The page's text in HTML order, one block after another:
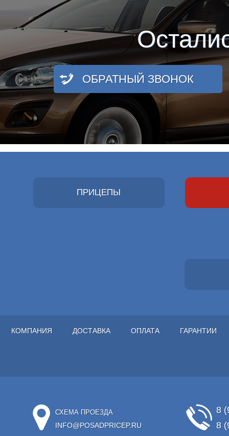
ОБРАТНЫЙ ЗВОНОК
ПРИЦЕПЫ
КОМПАНИЯ ДОСТАВКА ОПЛАТА ГАРАНТИИ
СХЕМА ПРОЕЗДА
INFO@POSADPRICEP.RU
8
8